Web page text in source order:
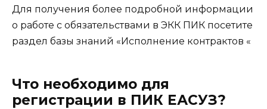
Для получения более подробной информации
о работе с обязательствами в ЭКК ПИК посетите
раздел базы знаний «Исполнение контрактов «
Что необходимо для
регистрации в ПИК ЕАСУЗ?